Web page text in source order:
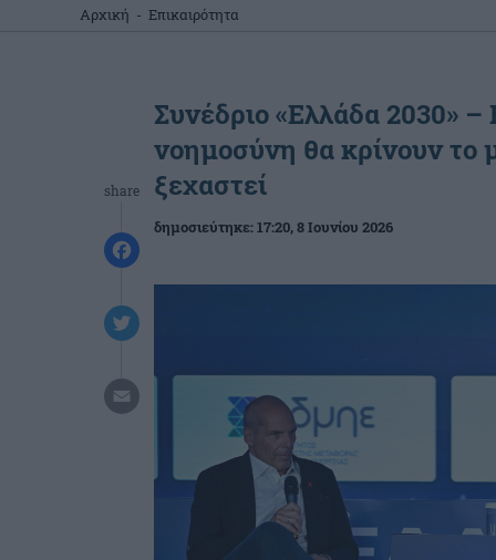
Αρχική - Επικαιρότητα
share
Συνέδριο «Ελλάδα 2030»
νοημοσύνη θα κρίνουν το
ξεχαστεί
δημοσιεύτηκε:17:20, 8 Ιουνίου 2026